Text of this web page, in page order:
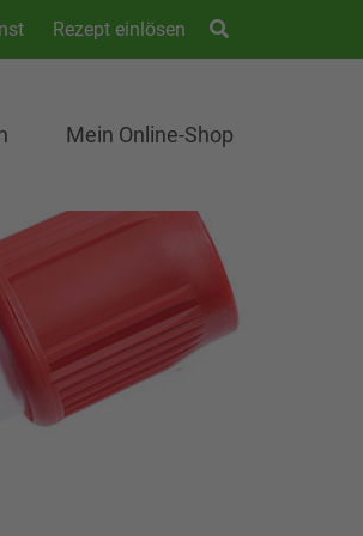
Rezept einlösen
Mein Online-Shop